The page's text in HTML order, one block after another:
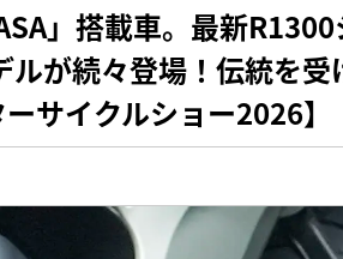
」搭載車。最新R1300
が続々登場！伝統を受
サイクルショー2026】